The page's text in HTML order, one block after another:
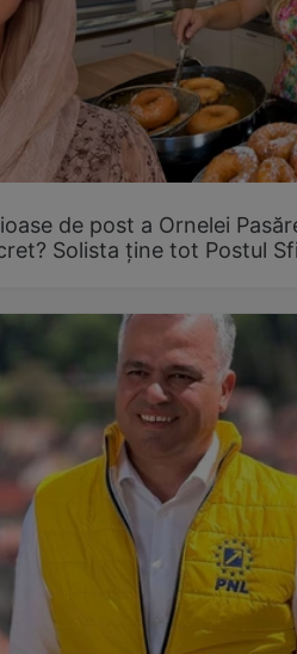
de post a Ornelei
Solista ține tot Postul